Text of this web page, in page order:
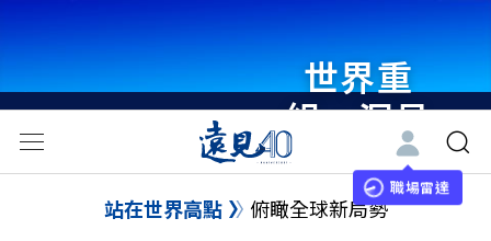
世界重
組・洞見
未來 與
世界領袖
職場雷達
站在世界高點 俯瞰全球新局勢